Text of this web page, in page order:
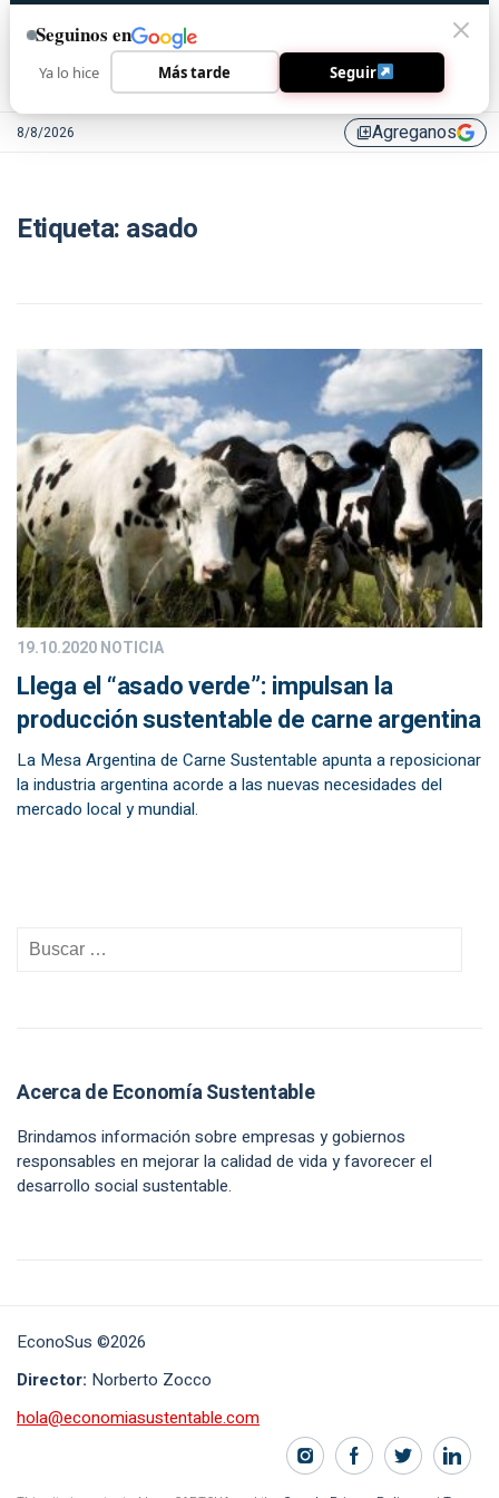
8/8/2026 library_addAgreganos
Etiqueta: asado
19.10.2020NOTICIA
Llega el “asado verde”: impulsan la
producción sustentable de carne argentina
La Mesa Argentina de Carne Sustentable apunta a reposicionar
la industria argentina acorde a las nuevas necesidades del
mercado local y mundial.
Acerca de Economía Sustentable
Brindamos información sobre empresas y gobiernos
responsables en mejorar la calidad de vida y favorecer el
desarrollo social sustentable.
EconoSus ©2026
Director: Norberto Zocco
hola@economiasustentable.com
Seguinos en
Ya lo hice Más tarde Seguir